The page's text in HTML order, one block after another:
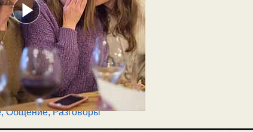
,Общение, Разговоры